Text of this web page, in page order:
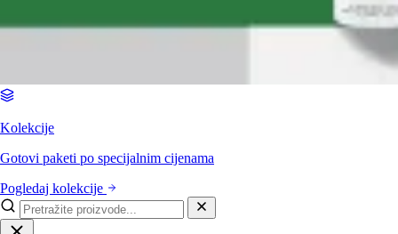
Kolekcije
Gotovi paketi po specijalnim cijenama
Pogledaj kolekcije